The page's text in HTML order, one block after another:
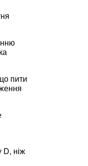
пити
D, ніж